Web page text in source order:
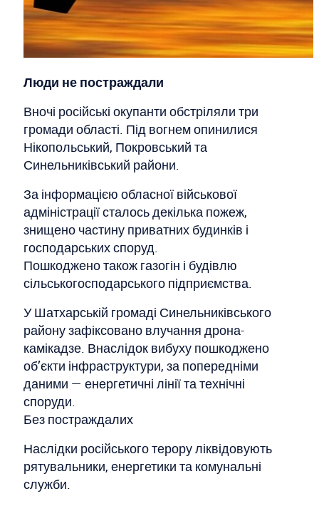
Люди не постраждали
Вночі російські окупанти обстріляли три
громади області. Під вогнем опинилися
Нікопольський, Покровський та
Синельниківський райони.
За інформацією обласної військової
адміністрації сталось декілька пожеж,
знищено частину приватних будинків і
господарських споруд.
Пошкоджено також газогін і будівлю
сільськогосподарського підприємства.
У Шатхарській громаді Синельниківського
району зафіксовано влучання дрона-
камікадзе. Внаслідок вибуху пошкоджено
об’єкти інфраструктури, за попередніми
даними — енергетичні лінії та технічні
споруди.
Без постраждалих
Наслідки російського терору ліквідовують
рятувальники, енергетики та комунальні
служби.